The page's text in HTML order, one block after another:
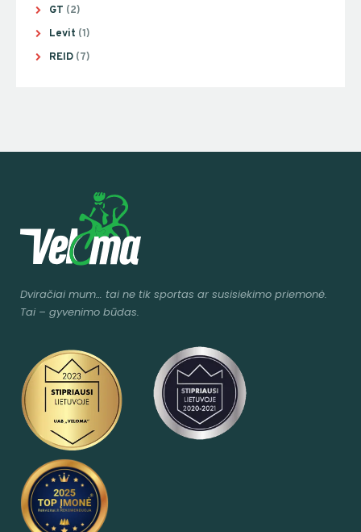
GT (2)
Levit (1)
REID (7)
Dviračiai mum… tai ne tik sportas ar susisiekimo priemonė.
Tai – gyvenimo būdas.